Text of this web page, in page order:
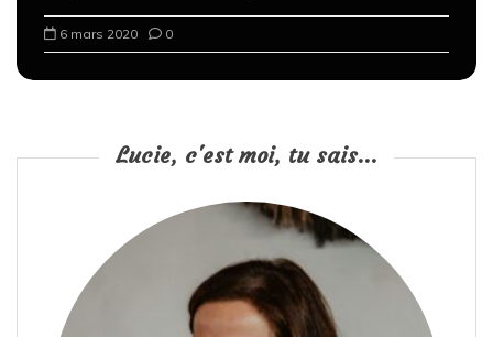
6 mars 2020 0
Lucie, c'est moi, tu sais...